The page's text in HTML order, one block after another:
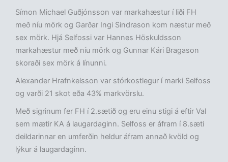
Símon Michael Guðjónsson var markahæstur í liði FH
með níu mörk og Garðar Ingi Sindrason kom næstur með
sex mörk. Hjá Selfossi var Hannes Höskuldsson
markahæstur með níu mörk og Gunnar Kári Bragason
skoraði sex mörk á línunni.
Alexander Hrafnkelsson var stórkostlegur í marki Selfoss
og varði 21 skot eða 43% markvörslu.
Með sigrinum fer FH í 2.sætið og eru einu stigi á eftir Val
sem mætir KA á laugardaginn. Selfoss er áfram í 8.sæti
deildarinnar en umferðin heldur áfram annað kvöld og
lýkur á laugardaginn.